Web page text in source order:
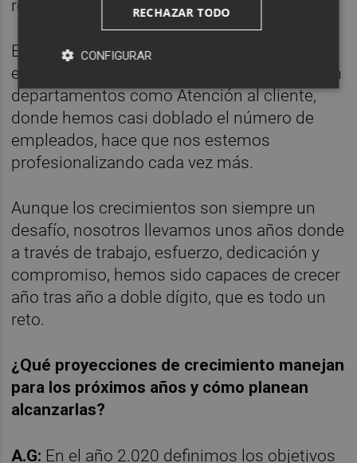
refuerzo en el área comercial.
Esto, añadido a nuestra visión estratégica,
ejecución de plan de marketing y refuerzo en
departamentos como Atención al cliente,
donde hemos casi doblado el número de
empleados, hace que nos estemos
profesionalizando cada vez más.
Aunque los crecimientos son siempre un
desafío, nosotros llevamos unos años donde
a través de trabajo, esfuerzo, dedicación y
compromiso, hemos sido capaces de crecer
año tras año a doble dígito, que es todo un
reto.
¿ Qué proyecciones de crecimiento manejan
para los próximos años y cómo planean
alcanzarlas?
A.G: En el año 2.020 definimos los objetivos
RECHAZAR TODO
CONFIGURAR